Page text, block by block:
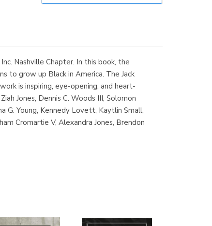
Librería Elías
Nashville Chapter. In this book, the
grow up Black in America. The Jack
is inspiring, eye-opening, and heart-
Jones, Dennis C. Woods III, Solomon
G. Young, Kennedy Lovett, Kaytlin Small,
Cromartie V, Alexandra Jones, Brendon